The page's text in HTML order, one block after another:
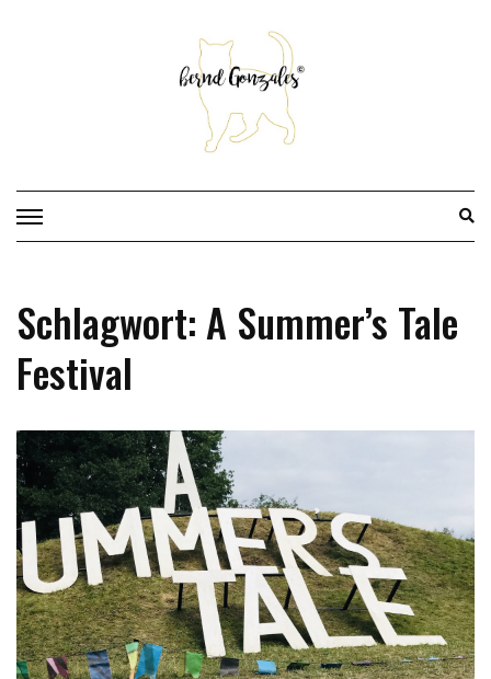
Schlagwort: A Summer’s Tale
Festival